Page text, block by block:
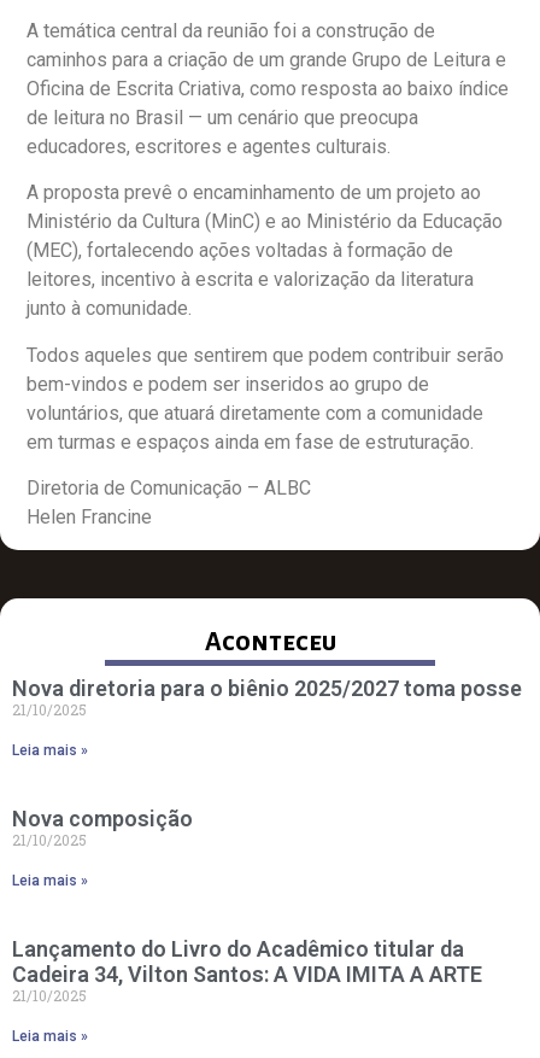
A temática central da reunião foi a construção de
caminhos para a criação de um grande Grupo de Leitura e
Oficina de Escrita Criativa, como resposta ao baixo índice
de leitura no Brasil — um cenário que preocupa
educadores, escritores e agentes culturais.
A proposta prevê o encaminhamento de um projeto ao
Ministério da Cultura (MinC) e ao Ministério da Educação
(MEC), fortalecendo ações voltadas à formação de
leitores, incentivo à escrita e valorização da literatura
junto à comunidade.
Todos aqueles que sentirem que podem contribuir serão
bem-vindos e podem ser inseridos ao grupo de
voluntários, que atuará diretamente com a comunidade
em turmas e espaços ainda em fase de estruturação.
Diretoria de Comunicação – ALBC
Helen Francine
Aconteceu
Nova diretoria para o biênio 2025/2027 toma posse
21/10/2025
Leia mais »
Nova composição
21/10/2025
Leia mais »
Lançamento do Livro do Acadêmico titular da
Cadeira 34, Vilton Santos: A VIDA IMITA A ARTE
21/10/2025
Leia mais »